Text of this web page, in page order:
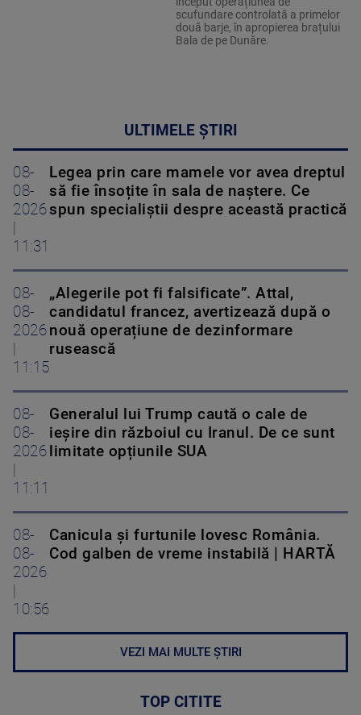
scufundare controlată a primelor
două barje, în apropierea brațului
Bala de pe Dunăre.
ULTIMELE ȘTIRI
08-
08-
2026
11:31
Legea prin care mamele vor avea dreptul
să fie însoțite în sala de naștere. Ce
spun specialiștii despre această practică
08-
08-
2026
11:15
„Alegerile pot fi falsificate”. Attal,
candidatul francez, avertizează după o
nouă operațiune de dezinformare
rusească
08-
08-
2026
11:11
Generalul lui Trump caută o cale de
ieșire din războiul cu Iranul. De ce sunt
limitate opțiunile SUA
08-
08-
2026
10:56
Canicula și furtunile lovesc România.
Cod galben de vreme instabilă | HARTĂ
VEZI MAI MULTE ȘTIRI
TOP CITITE